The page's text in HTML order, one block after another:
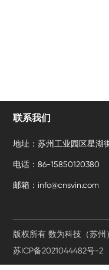
联系我们
地址：苏州工业园区星湖
电话：86-15850120380
邮箱：info@cnsvin.com
版权所有 数为科技（苏
苏ICP备2021044482号-2